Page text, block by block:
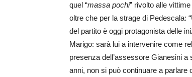
quel “massa pochi” rivolto alle
oltre che per la strage di Pedescala:
del partito è oggi protagonista delle
Marigo: sarà lui a intervenire come
presenza dell’assessore Gianesini a
anni, non si può continuare a